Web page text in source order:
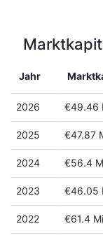
Jahr
2026 €49.46
2025 €47.87
2024 €56.4
2023 €46.05
2022 €61.4